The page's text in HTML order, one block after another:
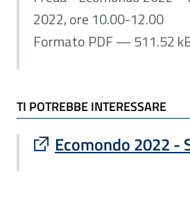
2022, ore 10.00-12.00
Formato PDF — 511.52
TI POTREBBE INTERESSARE
Ecomondo 2022 -
Sito esterno : apre